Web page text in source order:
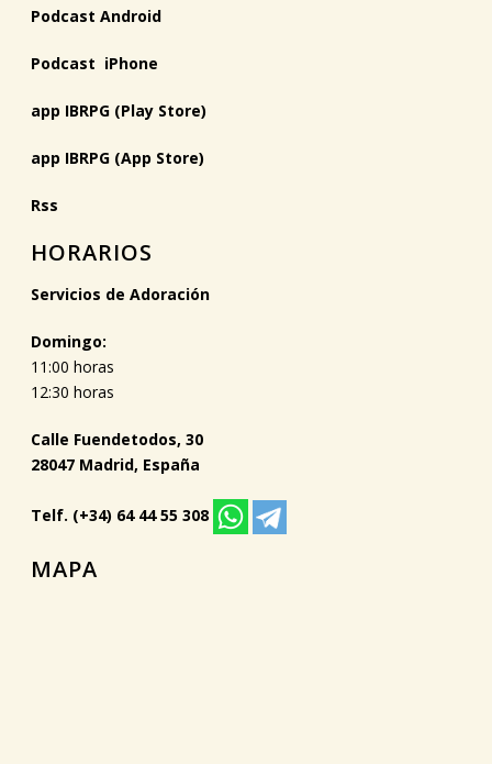
Podcast Android
Podcast iPhone
app IBRPG (Play Store)
app IBRPG (App Store)
Rss
HORARIOS
Servicios de Adoración
Domingo:
11:00 horas
12:30 horas
Calle Fuendetodos, 30
28047 Madrid, España
Telf. (+34) 64 44 55 308
MAPA